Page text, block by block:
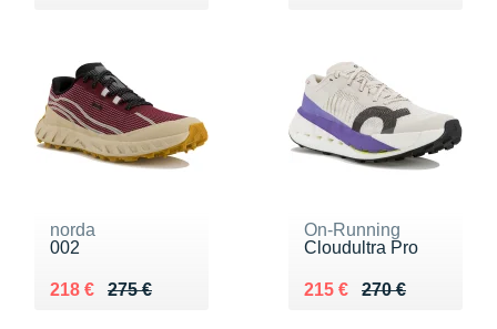
norda
002
275 €
Au lieu de 275 €
218 €
Vendu 218 €
On-Running
Cloudultra Pro
270 €
Au lieu de 270 €
215 €
Vendu 215 €